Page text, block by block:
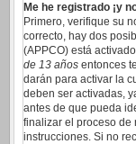
Me he registrado ¡y
Primero, verifique su
correcto, hay dos
(APPCO) está
de 13 años entonces
darán para activar la
deben ser activadas,
antes de que pueda
finalizar el proceso de
instrucciones. Si no